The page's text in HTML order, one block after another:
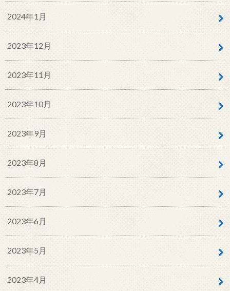
2024年1月
2023年12月
2023年11月
2023年10月
2023年9月
2023年8月
2023年7月
2023年6月
2023年5月
2023年4月